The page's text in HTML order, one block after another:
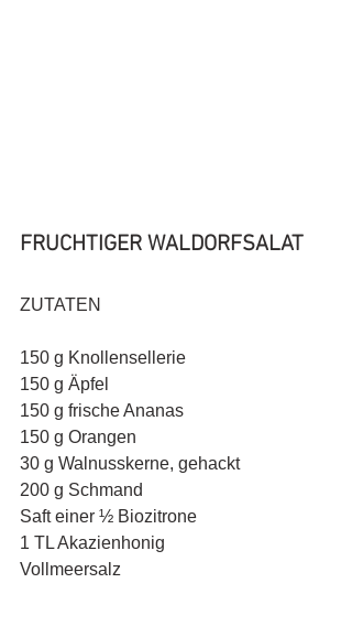
FRUCHTIGER WALDORFSALAT
ZUTATEN
150 g Knollensellerie
150 g Äpfel
150 g frische Ananas
150 g Orangen
30 g Walnusskerne, gehackt
200 g Schmand
Saft einer ½ Biozitrone
1 TL Akazienhonig
Vollmeersalz